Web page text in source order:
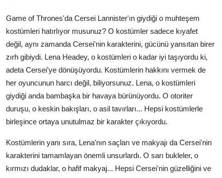
Game of Thrones'da Cersei Lannister'ın giydiği o muhteşem
kostümleri hatırlıyor musunuz? O kostümler sadece kıyafet
değil, aynı zamanda Cersei'nin karakterini, gücünü yansıtan birer
zırh gibiydi. Lena Headey, o kostümleri o kadar iyi taşıyordu ki,
adeta Cersei'ye dönüşüyordu. Kostümlerin hakkını vermek de
her oyuncunun harcı değil, biliyorsunuz. Lena, o kostümleri
giydiği anda bambaşka bir havaya bürünüyordu. O otoriter
duruşu, o keskin bakışları, o asil tavırları... Hepsi kostümlerle
birleşince ortaya unutulmaz bir karakter çıkıyordu.
Kostümlerin yanı sıra, Lena'nın saçları ve makyajı da Cersei'nin
karakterini tamamlayan önemli unsurlardı. O sarı bukleler, o
kırmızı dudaklar, o hafif makyaj... Hepsi Cersei'nin güzelliğini ve